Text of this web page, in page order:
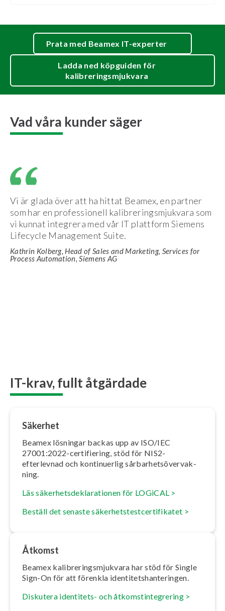
Prata med Beamex IT-experter
Ladda ned köpguiden för
kalibreringsmjukvara
Vad våra kunder säger
Vi är glada över att ha hittat Beamex, en partner
som har en professionell kalibreringsmjukvara som
vi kunnat integrera med vår IT plattform Siemens
Lifecycle Management Suite.
Kathrin Kolberg, Head of Sales and Marketing, Services for
Process Automation, Siemens AG
IT-krav, fullt åtgärdade
Säkerhet
Beamex lösningar backas upp av ISO/IEC
27001:2022-cer­ti­fi­e­ring, stöd för NIS2-
efterlevnad och kon­ti­nu­er­lig sår­bar­hets­ö­ver­vak­
ning.
Läs sä­ker­hets­de­kla­ra­tio­nen för LOGiCAL >
Beställ det senaste sä­ker­hets­test­cer­ti­fi­ka­tet >
Åtkomst
Beamex ka­libre­rings­mjuk­va­ra har stöd för Single
Sign-On för att förenkla iden­ti­tets­han­te­ring­en.
Diskutera identitets- och åt­komstin­te­gre­ring >